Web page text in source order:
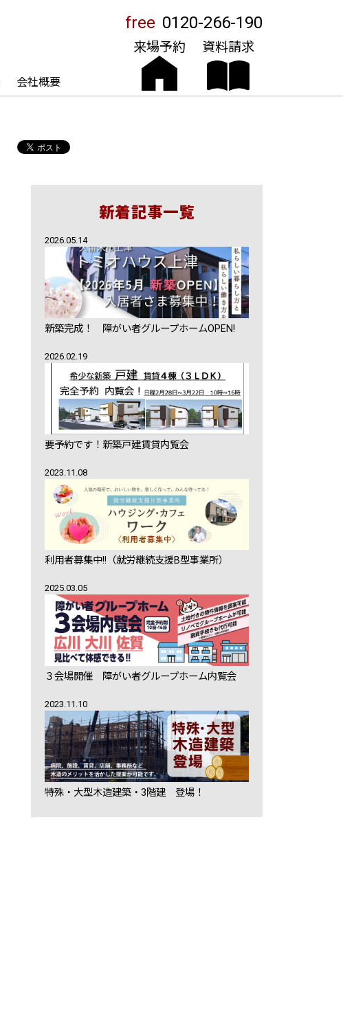
会社概要
free 0120-266-190
来場予約 資料請求
新着記事一覧
2026.05.14
新築完成！ 障がい者グループホームOPEN!
2026.02.19
要予約です！新築戸建賃貸内覧会
2023.11.08
利用者募集中!!（就労継続支援B型事業所）
2025.03.05
３会場開催 障がい者グループホーム内覧会
2023.11.10
特殊・大型木造建築・3階建 登場！